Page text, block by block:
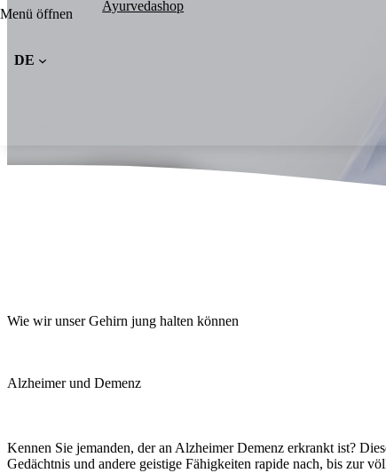
Menü öffnenKontakt / Anfahrt
Kontakt / Anfahrt
DE
Ayurvedashop
Wie wir unser Gehirn jung halten können
Alzheimer und Demenz
Kennen Sie jemanden, der an Alzheimer Demenz erkrankt ist?
Gedächtnis und andere geistige Fähigkeiten rapide nach, bis zur